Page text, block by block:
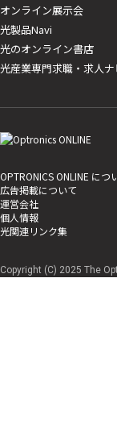
オンライン展示会
光製品Navi
光のオンライン書店
光産業専門求職・求人ナ
OPTRONICS ONLINE につ
広告掲載について
運営会社
個人情報
光関連リンク集
Copyright (C) 2025 The